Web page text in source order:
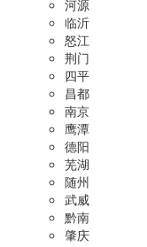
河源
临沂
怒江
荆门
四平
昌都
南京
鹰潭
德阳
芜湖
随州
武威
黔南
肇庆